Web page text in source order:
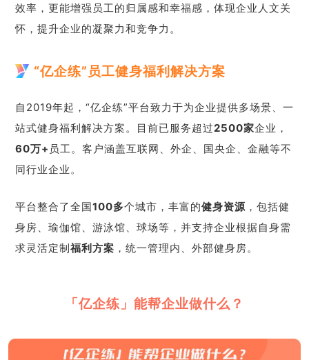
效率，更能增强员工的归属感和幸福感，体现企业人文关
怀，提升企业的凝聚力和竞争力。
“亿企练”员工健身福利解决方案
自2019年起，“亿企练”平台致力于为企业提供多场景、一
站式健身福利解决方案。目前已服务超过2500家企业，
60万+ 员工。客户涵盖互联网、外企、国央企、金融等不
同行业企业。
平台整合了全国100多个城市，丰富的健身资源 ，包括健
身房、瑜伽馆、游泳馆、球场等，并支持企业根据自身需
求灵活定制福利方案 ，统一管理内、外部健身房。
「亿企练」能帮企业做什么？